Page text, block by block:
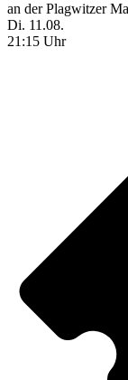
an der Plagwitzer
Di. 11.08.
21:15 Uhr